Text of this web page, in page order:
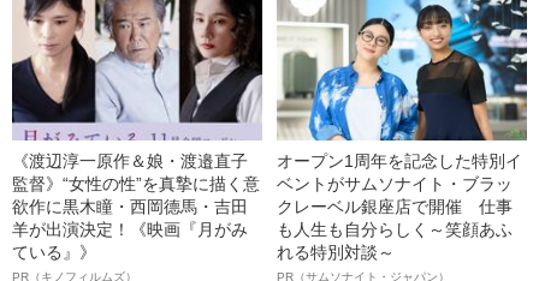
《渡辺淳一原作＆娘・渡邉直子
監督》“女性の性”を真摯に描く意
欲作に黒木瞳・西岡德馬・吉田
羊が出演決定！《映画『月がみ
ている』》
PR（キノフィルムズ）
オープン1周年を記念した特別イ
ベントがサムソナイト・ブラッ
クレーベル銀座店で開催 仕事
も人生も自分らしく～笑顔あふ
れる特別対談～
PR（サムソナイト・ジャパン）